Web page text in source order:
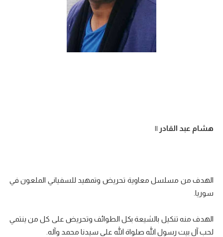
هشام عبد القادر ||
الهدف من مسلسل معاوية تحريض وتمهيد للسفياني الملعون في
سوريا.
الهدف منه تنكيل بالشيعة بكل الطوائف وتحريض على كل من ينتمي
لحب آل بيت رسول الله صلواة الله على سيدنا محمد وآله.